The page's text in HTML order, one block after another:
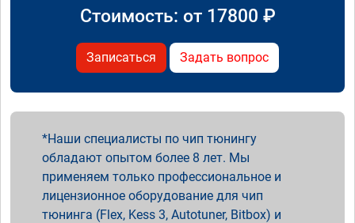
Стоимость: от 17800 ₽
Записаться Задать вопрос
Наши специалисты по чип тюнингу
обладают опытом более 8 лет. Мы
применяем только профессиональное и
лицензионное оборудование для чип
тюнинга (Flex, Kess 3, Autotuner, Bitbox) и